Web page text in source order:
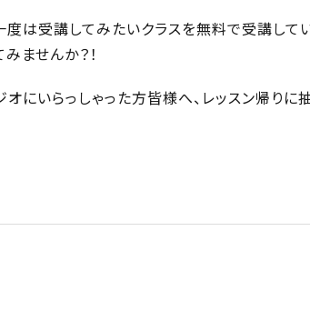
は受講してみたいクラスを無料で受講してい
ませんか？！
にいらっしゃった方皆様へ、レッスン帰り